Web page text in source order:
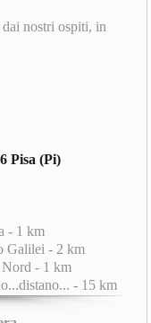
dai nostri ospiti, in
Pisa (Pi)
- 1 km
Galilei - 2 km
- 1 km
- 15 km